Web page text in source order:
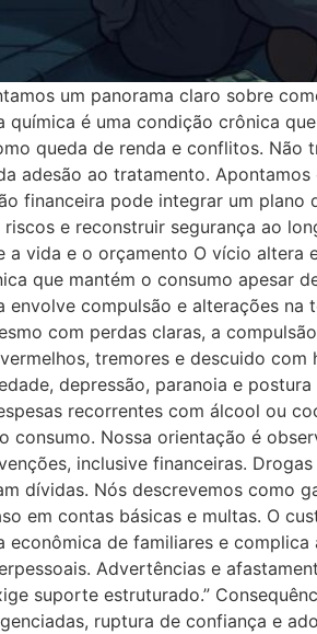
um panorama claro sobre
química é uma condição crônica
queda de renda e conflitos.
adesão ao tratamento.
financeira pode integrar um
e reconstruir segurança ao
a vida e o orçamento O vício altera
que mantém o consumo apesar
envolve compulsão e alterações
com perdas claras, a
tremores e descuido
depressão, paranoia e
recorrentes com álcool ou
consumo. Nossa orientação é
inclusive financeiras.
dívidas. Nós descrevemos como
em contas básicas e multas. O
econômica de familiares e
Advertências e
suporte estruturado.”
ruptura de confiança e